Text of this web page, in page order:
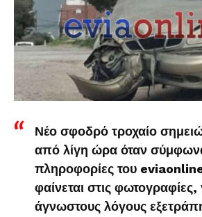
Νέο σφοδρό τροχαίο
από λίγη ώρα όταν
πληροφορίες του
φαίνεται στις φωτογραφίες,
άγνωστους λόγους